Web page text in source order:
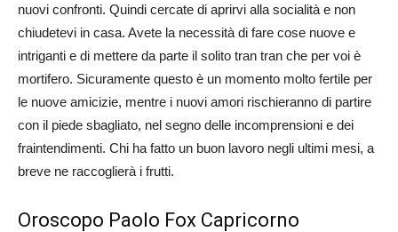
nuovi confronti. Quindi cercate di aprirvi alla socialità e non
chiudetevi in casa. Avete la necessità di fare cose nuove e
intriganti e di mettere da parte il solito tran tran che per voi è
mortifero. Sicuramente questo è un momento molto fertile per
le nuove amicizie, mentre i nuovi amori rischieranno di partire
con il piede sbagliato, nel segno delle incomprensioni e dei
fraintendimenti. Chi ha fatto un buon lavoro negli ultimi mesi, a
breve ne raccoglierà i frutti.
Oroscopo Paolo Fox Capricorno